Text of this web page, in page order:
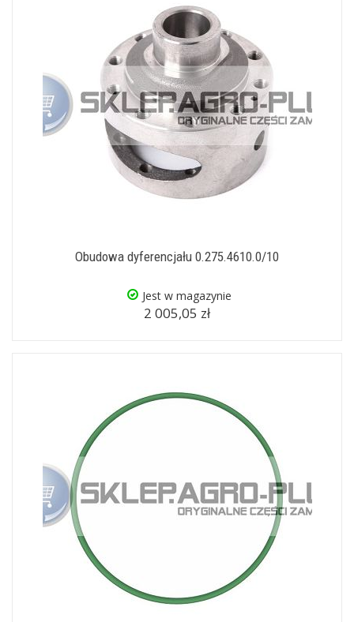
Obudowa dyferencjału 0.275.4610.0/10
Jest w magazynie
2 005,05 zł